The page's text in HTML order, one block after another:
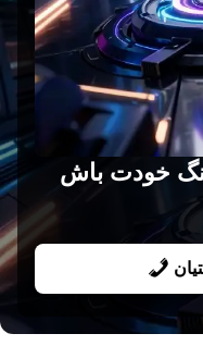
خودت باش